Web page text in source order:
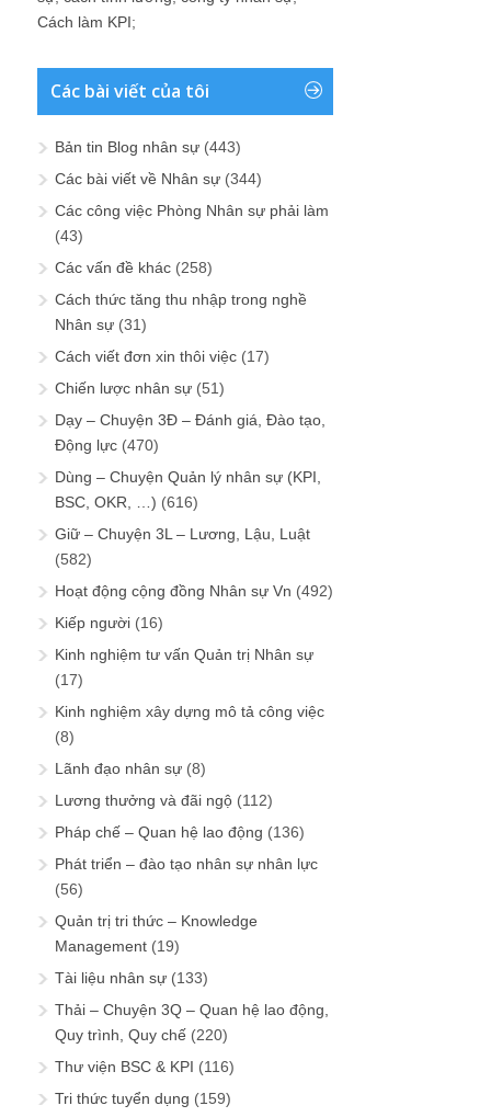
Cách làm KPI;
Các bài viết của tôi
Bản tin Blog nhân sự (443)
Các bài viết về Nhân sự (344)
Các công việc Phòng Nhân sự phải làm
(43)
Các vấn đề khác (258)
Cách thức tăng thu nhập trong nghề
Nhân sự (31)
Cách viết đơn xin thôi việc (17)
Chiến lược nhân sự (51)
Dạy – Chuyện 3Đ – Đánh giá, Đào tạo,
Động lực (470)
Dùng – Chuyện Quản lý nhân sự (KPI,
BSC, OKR, …) (616)
Giữ – Chuyện 3L – Lương, Lậu, Luật
(582)
Hoạt động cộng đồng Nhân sự Vn (492)
Kiếp người (16)
Kinh nghiệm tư vấn Quản trị Nhân sự
(17)
Kinh nghiệm xây dựng mô tả công việc
(8)
Lãnh đạo nhân sự (8)
Lương thưởng và đãi ngộ (112)
Pháp chế – Quan hệ lao động (136)
Phát triển – đào tạo nhân sự nhân lực
(56)
Quản trị tri thức – Knowledge
Management (19)
Tài liệu nhân sự (133)
Thải – Chuyện 3Q – Quan hệ lao động,
Quy trình, Quy chế (220)
Thư viện BSC & KPI (116)
Tri thức tuyển dụng (159)